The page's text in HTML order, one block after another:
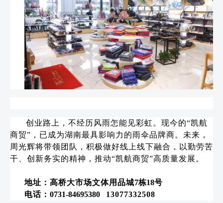
创业路上，不经历风雨怎能见彩虹。现今的“凯航
商贸”，已成为湖南最具影响力的雨伞品牌商。未来，
周光辉将带领团队，积极做好线上线下融合，以勤劳苦
干、创新务实的精神，推动“凯航商贸”高质量发展。
地址：高桥大市场文体用品城7栋18号
电话： 0731-84695380 13077332508